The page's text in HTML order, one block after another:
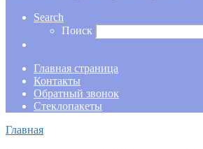
Search
Поиск
Главная страница
Контакты
Обратный звонок
Стеклопакеты
Главная